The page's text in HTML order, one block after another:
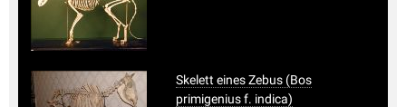
Skelett eines Zebus (Bos
primigenius f. indica)